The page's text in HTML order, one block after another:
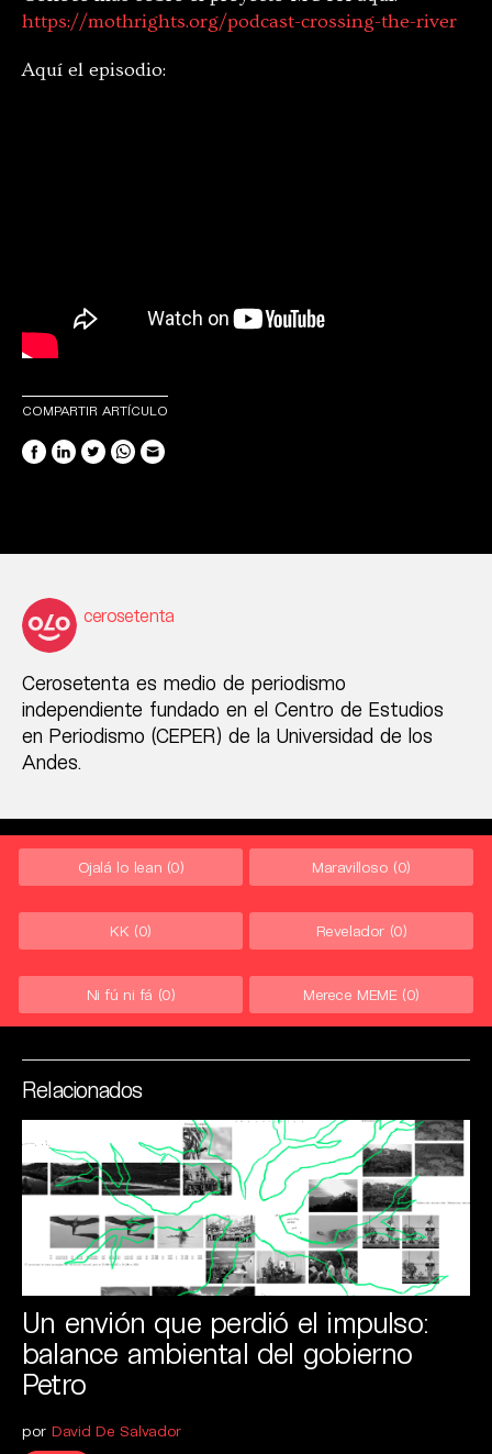
https://mothrights.org/podcast-crossing-the-river
Aquí el episodio:
COMPARTIR ARTÍCULO
cerosetenta
Cerosetenta es medio de periodismo
independiente fundado en el Centro de Estudios
en Periodismo (CEPER) de la Universidad de los
Andes.
Ojalá lo lean (0) Maravilloso (0)
KK (0) Revelador (0)
Ni fú ni fá (0) Merece MEME (0)
Relacionados
Un envión que perdió el impulso:
balance ambiental del gobierno
Petro
por David De Salvador